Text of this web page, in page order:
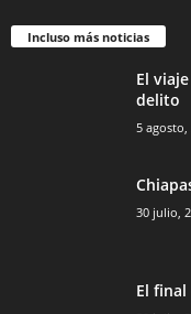
Incluso más noticias
El
delito
5 agosto,
30 julio,
El final